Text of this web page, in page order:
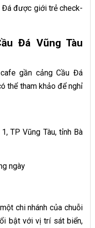
Đá được giới trẻ check-
Đá Vũng Tàu
gần cảng Cầu Đá
thể tham khảo để nghỉ
TP Vũng Tàu, tỉnh Bà
ngày
chi nhánh của chuỗi
bật với vị trí sát biển,